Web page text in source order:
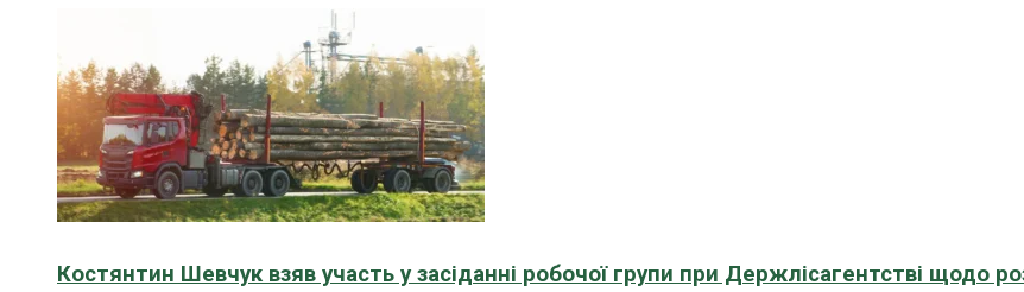
Костянтин Шевчук взяв участь у засіданні робочої групи при Держлісагентстві щодо